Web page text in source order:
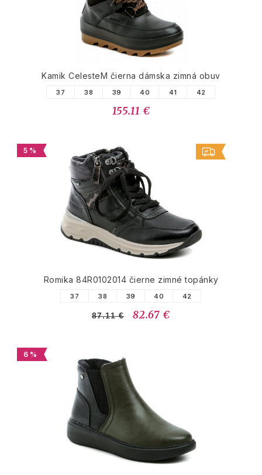
Kamik CelesteM čierna dámska zimná obuv
37 38 39 40 41 42
155.11 €
5 %
Romika 84R0102014 čierne zimné topánky
37 38 39 40 42
87.11 € 82.67 €
6 %